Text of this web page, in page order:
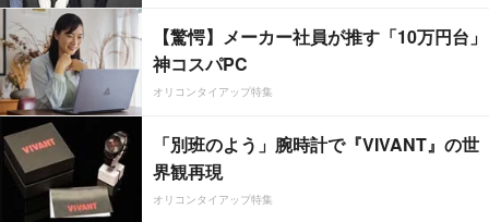
【驚愕】メーカー社員が推す「10万円台」
神コスパPC
オリコンタイアップ特集
「別班のよう」腕時計で『VIVANT』の世
界観再現
オリコンタイアップ特集